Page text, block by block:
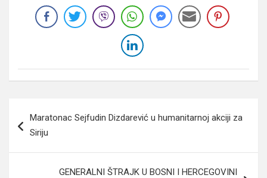
članaka
Maratonac Sejfudin Dizdarević u humanitarnoj akciji za
Siriju
GENERALNI ŠTRAJK U BOSNI I HERCEGOVINI